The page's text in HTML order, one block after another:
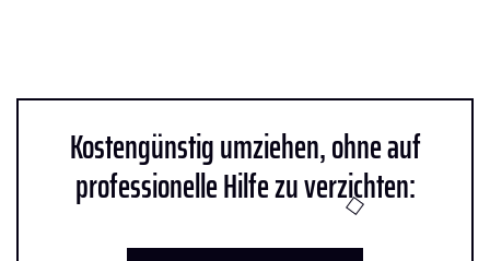
Kostengünstig umziehen, ohne auf
professionelle Hilfe zu verzichten: